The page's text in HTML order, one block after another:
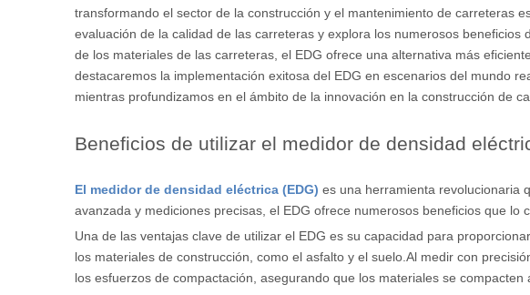
transformando el sector de la construcción y el mantenimiento de carreteras
evaluación de la calidad de las carreteras y explora los numerosos
de los materiales de las carreteras, el EDG ofrece una alternativa más
destacaremos la implementación exitosa del EDG en escenarios del mundo
mientras profundizamos en el ámbito de la innovación en la construcción de
Beneficios de utilizar el medidor de densidad
El medidor de densidad eléctrica (EDG) es una herramienta revolucionaria
avanzada y mediciones precisas, el EDG ofrece numerosos beneficios que
Una de las ventajas clave de utilizar el EDG es su capacidad para
los materiales de construcción, como el asfalto y el suelo.Al medir con
los esfuerzos de compactación, asegurando que los materiales se